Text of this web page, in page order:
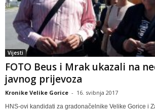
Vijesti
FOTO Beus i Mrak ukazali na
javnog prijevoza
Kronike Velike Gorice - 16. svibnja 2017
HNS-ovi kandidati za gradonačelnike Velike Gorice i